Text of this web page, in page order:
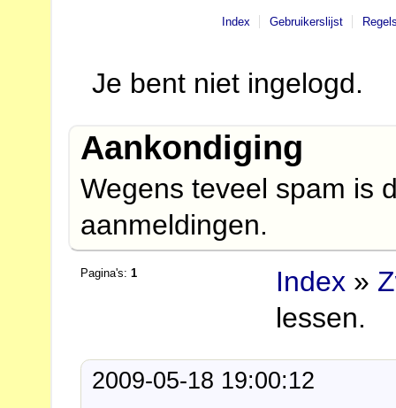
Index Gebruikerslijst
Je bent niet ingelogd.
Aankondiging
Wegens teveel spam is
aanmeldingen.
Pagina's:1 Index »
lessen.
2009-05-18 19:00:12